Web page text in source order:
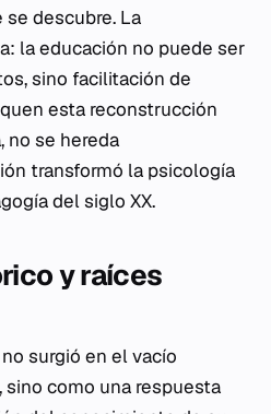
se descubre. La
la educación no puede ser
sino facilitación de
esta reconstrucción
no se hereda
transformó la psicología
del siglo XX.
y raíces
surgió en el vacío
como una respuesta